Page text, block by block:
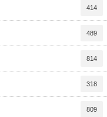
414
489
814
318
809